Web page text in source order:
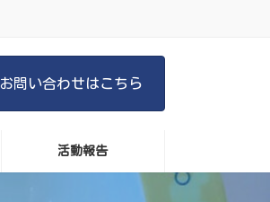
お問い合わせはこちら
活動報告